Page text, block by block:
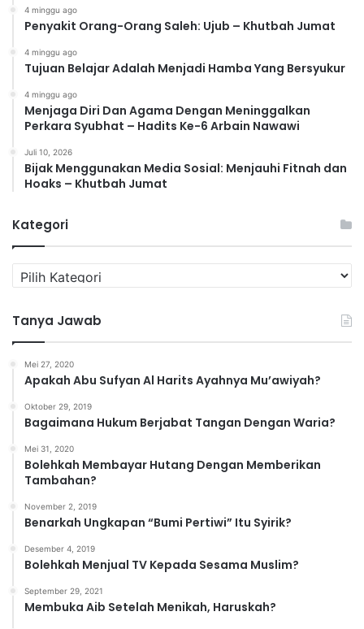
4 minggu ago
Penyakit Orang-Orang Saleh: Ujub – Khutbah Jumat
4 minggu ago
Tujuan Belajar Adalah Menjadi Hamba Yang Bersyukur
4 minggu ago
Menjaga Diri Dan Agama Dengan Meninggalkan
Perkara Syubhat – Hadits Ke-6 Arbain Nawawi
Juli 10, 2026
Bijak Menggunakan Media Sosial: Menjauhi Fitnah dan
Hoaks – Khutbah Jumat
Kategori
a
e
g
Tanya Jawab
Mei 27, 2020
Apakah Abu Sufyan Al Harits Ayahnya Mu’awiyah?
Oktober 29, 2019
Bagaimana Hukum Berjabat Tangan Dengan Waria?
Mei 31, 2020
Bolehkah Membayar Hutang Dengan Memberikan
Tambahan?
November 2, 2019
Benarkah Ungkapan “Bumi Pertiwi” Itu Syirik?
Desember 4, 2019
Bolehkah Menjual TV Kepada Sesama Muslim?
September 29, 2021
Membuka Aib Setelah Menikah, Haruskah?